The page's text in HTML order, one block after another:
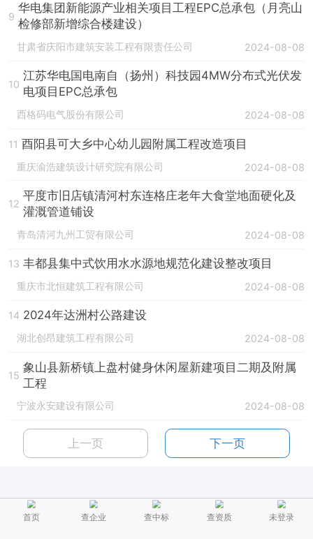
9
华电集团新能源产业相关项目工程EPC总承包（月亮山
检修部新增综合楼建设）
甘肃省庆阳市建筑安装工程有限责任公司 2024-08-08
10
江苏华电国电南自（扬州）科技园4MW分布式光伏发
电项目EPC总承包
西格码电气股份有限公司 2024-08-08
11 酉阳县可大乡中心幼儿园附属工程改造项目
重庆渝浩建筑设计研究院有限公司 2024-08-08
12
平度市旧店镇清河村东连格庄老年大食堂地面硬化及
灌溉管道铺设
青岛清河九州工贸有限公司 2024-08-08
13 丰都县集中式饮用水水源地规范化建设整改项目
重庆市北恒建筑工程有限公司 2024-08-08
14 2024年达洲村公路建设
湖北创昂建筑工程有限公司 2024-08-08
15
象山县新桥镇上盘村健身休闲屋新建项目二期及附属
工程
宁波永安建设有限公司 2024-08-08
上一页 下一页
首页 查企业 查中标 查资质 未登录